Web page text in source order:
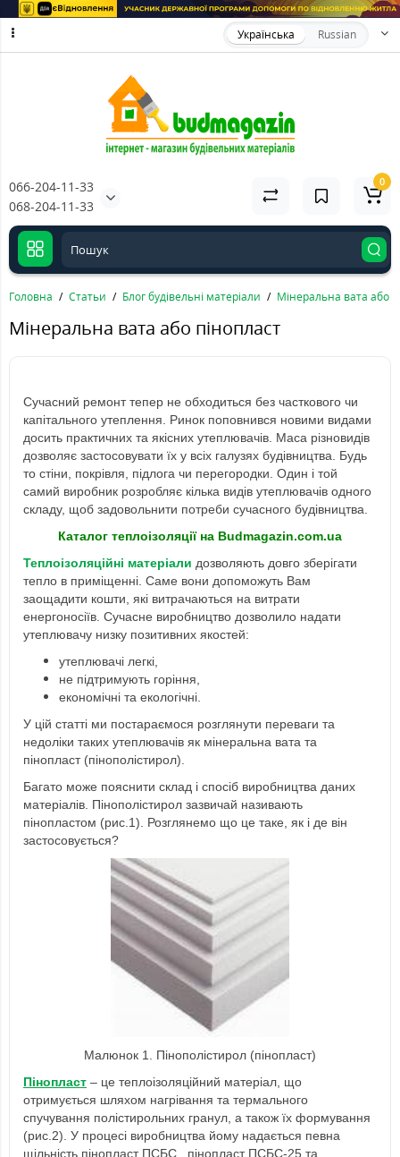
Українська Russian
066-204-11-33
068-204-11-33
0
Головна Статьи Блог будівельні матеріали Мінеральна вата або
Мінеральна вата або пінопласт
Сучасний ремонт тепер не обходиться без часткового чи
капітального утеплення. Ринок поповнився новими видами
досить практичних та якісних утеплювачів. Маса різновидів
дозволяє застосовувати їх у всіх галузях будівництва. Будь
то стіни, покрівля, підлога чи перегородки. Один і той
самий виробник розробляє кілька видів утеплювачів одного
складу, щоб задовольнити потреби сучасного будівництва.
Каталог теплоізоляції на Budmagazin.com.ua
Теплоізоляційні матеріали дозволяють довго зберігати
тепло в приміщенні. Саме вони допоможуть Вам
заощадити кошти, які витрачаються на витрати
енергоносіїв. Сучасне виробництво дозволило надати
утеплювачу низку позитивних якостей:
утеплювачі легкі,
не підтримують горіння,
економічні та екологічні.
У цій статті ми постараємося розглянути переваги та
недоліки таких утеплювачів як мінеральна вата та
пінопласт (пінополістирол).
Багато може пояснити склад і спосіб виробництва даних
матеріалів. Пінополістирол зазвичай називають
пінопластом (рис.1). Розглянемо що це таке, як і де він
застосовується?
Малюнок 1. Пінополістирол (пінопласт)
Пінопласт – це теплоізоляційний матеріал, що
отримується шляхом нагрівання та термального
спучування полістирольних гранул, а також їх формування
(рис.2). У процесі виробництва йому надається певна
щільність пінопласт ПСБС
пінопласт ПСБС-25 та